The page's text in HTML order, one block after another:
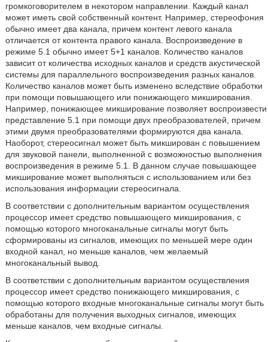
громкоговорителем в некотором направлении. Каждый канал
может иметь свой собственный контент. Например, стереофония
обычно имеет два канала, причем контент левого канала
отличается от контента правого канала. Воспроизведение в
режиме 5.1 обычно имеет 5+1 каналов. Количество каналов
зависит от количества исходных каналов и средств акустической
системы для параллельного воспроизведения разных каналов.
Количество каналов может быть изменено вследствие обработки
при помощи повышающего или понижающего микширования.
Например, понижающее микширование позволяет воспроизвести
представление 5.1 при помощи двух преобразователей, причем
этими двумя преобразователями формируются два канала.
Наоборот, стереосигнал может быть микширован с повышением
для звуковой панели, выполненной с возможностью выполнения
воспроизведения в режиме 5.1. В данном случае повышающее
микширование может выполняться с использованием или без
использования информации стереосигнала.
В соответствии с дополнительным вариантом осуществления
процессор имеет средство повышающего микширования, с
помощью которого многоканальные сигналы могут быть
сформированы из сигналов, имеющих по меньшей мере один
входной канал, но меньше каналов, чем желаемый
многоканальный вывод.
В соответствии с дополнительным вариантом осуществления
процессор имеет средство понижающего микширования, с
помощью которого входные многоканальные сигналы могут быть
обработаны для получения выходных сигналов, имеющих
меньше каналов, чем входные сигналы.